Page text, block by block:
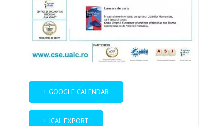
+ GOOGLE CALENDAR
+ ICAL EXPORT